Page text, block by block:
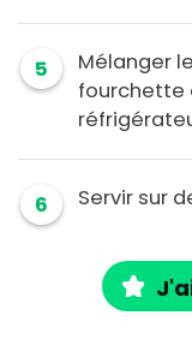
5
Mélanger
fourchette
6 Servir sur